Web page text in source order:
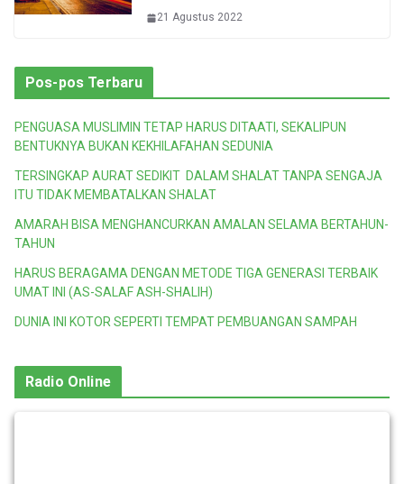
21 Agustus 2022
Pos-pos Terbaru
PENGUASA MUSLIMIN TETAP HARUS DITAATI, SEKALIPUN
BENTUKNYA BUKAN KEKHILAFAHAN SEDUNIA
TERSINGKAP AURAT SEDIKIT DALAM SHALAT TANPA SENGAJA
ITU TIDAK MEMBATALKAN SHALAT
AMARAH BISA MENGHANCURKAN AMALAN SELAMA BERTAHUN-
TAHUN
HARUS BERAGAMA DENGAN METODE TIGA GENERASI TERBAIK
UMAT INI (AS-SALAF ASH-SHALIH)
DUNIA INI KOTOR SEPERTI TEMPAT PEMBUANGAN SAMPAH
Radio Online